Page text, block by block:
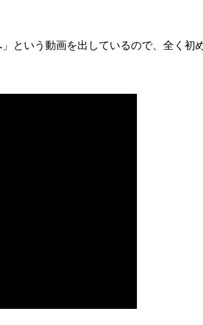
という動画を出しているので、全く初